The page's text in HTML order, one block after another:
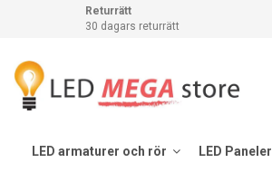
Returrätt
30 dagars returrätt
LED armaturer och rör LED Paneler